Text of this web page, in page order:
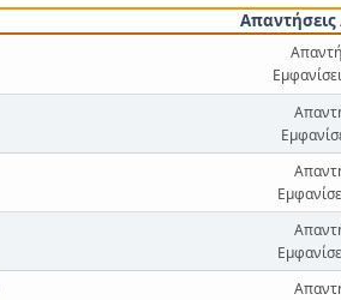
Απαντήσεις